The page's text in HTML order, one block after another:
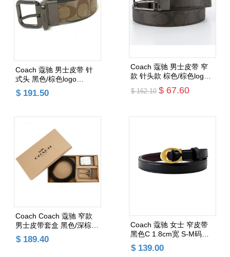
Coach 蔻驰 男士皮带 针
式头 黑色/棕色logo
F38838 （一箱只能放一
条，含皮带纸盒费用）
$ 191.50
Coach 蔻驰 男士皮带 窄
款 针头款 棕色/棕色logo
F64825 （一箱最多2条，
含皮带纸盒费用）
$ 162.10 $ 67.60
Coach Coach 蔻驰 窄款
男士皮带套盒 黑色/深棕色
浮雕logo头+针头款
F65186
$ 189.40
Coach 蔻驰 女士 窄皮带
黑色C 1.8cm宽 S-M码
89352 （含纸盒费用，一
箱最多只能1件）
$ 139.00